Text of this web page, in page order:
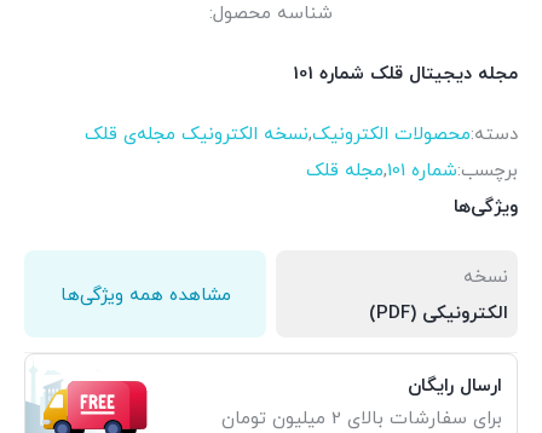
شناسه محصول:
مجله دیجیتال قلک شماره 101
دسته:محصولات الکترونیک,نسخه الکترونیک مجله‌ی قلک
برچسب:شماره 101 ,مجله قلک
ویژگی‌ها
نسخه
الکترونیکی (PDF)
مشاهده همه ویژگی‌ها
ارسال رایگان
برای سفارشات بالای 2 میلیون تومان